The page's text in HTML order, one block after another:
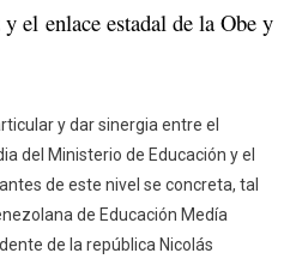
el enlace estadal de la Obe y
y dar sinergia entre el
del Ministerio de Educación y el
de este nivel se concreta, tal
de Educación Medía
de la república Nicolás